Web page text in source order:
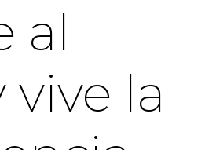
al
vive la